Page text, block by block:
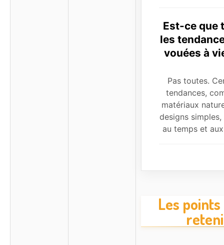
Est-ce que
les
vouées à
Pas toutes.
tendances,
matériaux
designs
au temps et
Les points